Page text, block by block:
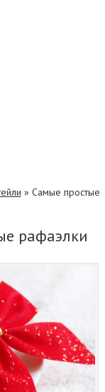
» Самые простые
рафаэлки